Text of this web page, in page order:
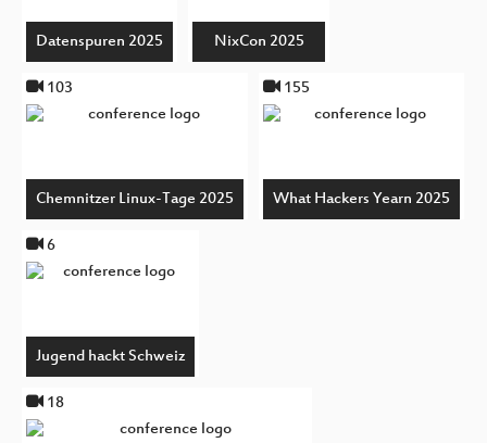
Datenspuren 2025 NixCon 2025
103
Chemnitzer Linux-Tage 2025
155
What Hackers Yearn 2025
6
Jugend hackt Schweiz
18